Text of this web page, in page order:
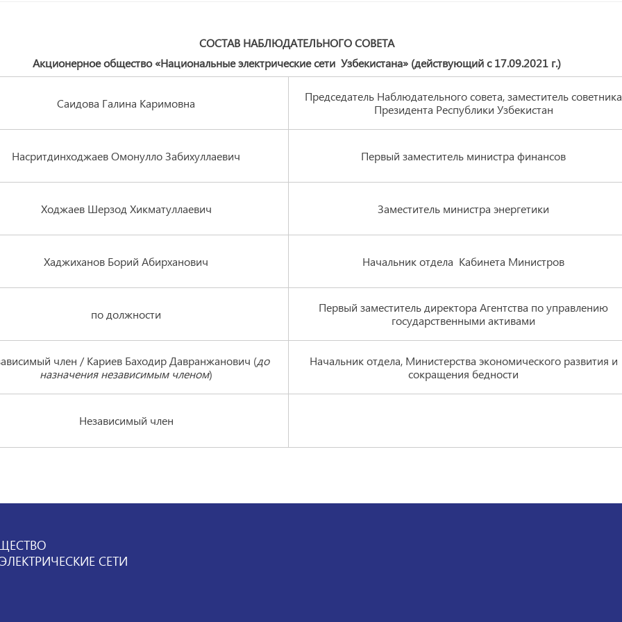
СОСТАВ НАБЛЮДАТЕЛЬНОГО СОВЕТА
Акционерное общество «Национальные электрические сети Узбекистана» (действующий с 17.09.2021 г.)
Саидова Галина Каримовна
Председатель Наблюдательного совета, заместитель советника
Президента Республики Узбекистан
Насритдинходжаев Омонулло Забихуллаевич Первый заместитель министра финансов
Ходжаев Шерзод Хикматуллаевич Заместитель министра энергетики
Хаджиханов Борий Абирханович Начальник отдела Кабинета Министров
по должности
Первый заместитель директора Агентства по управлению
государственными активами
член / Кариев Баходир Давранжанович (до
назначения независимым членом)
Начальник отдела, Министерства экономического развития и
сокращения бедности
Независимый член
СЕТИ